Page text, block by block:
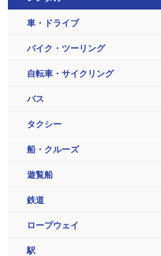
車・ドライブ
バイク・ツーリング
自転車・サイクリング
バス
タクシー
船・クルーズ
遊覧船
鉄道
ロープウェイ
駅